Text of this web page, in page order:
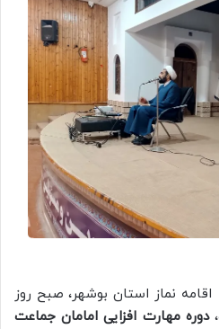
نماز استان بوشهر، صبح روز
دوره مهارت افزایی امامان جماعت